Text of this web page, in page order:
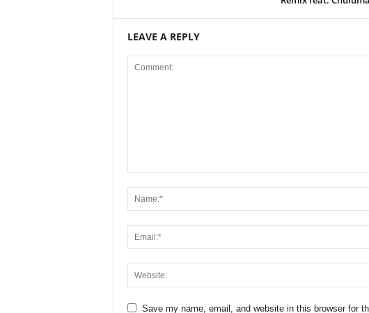
LEAVE A REPLY
Save my name, email, and website in this browser for